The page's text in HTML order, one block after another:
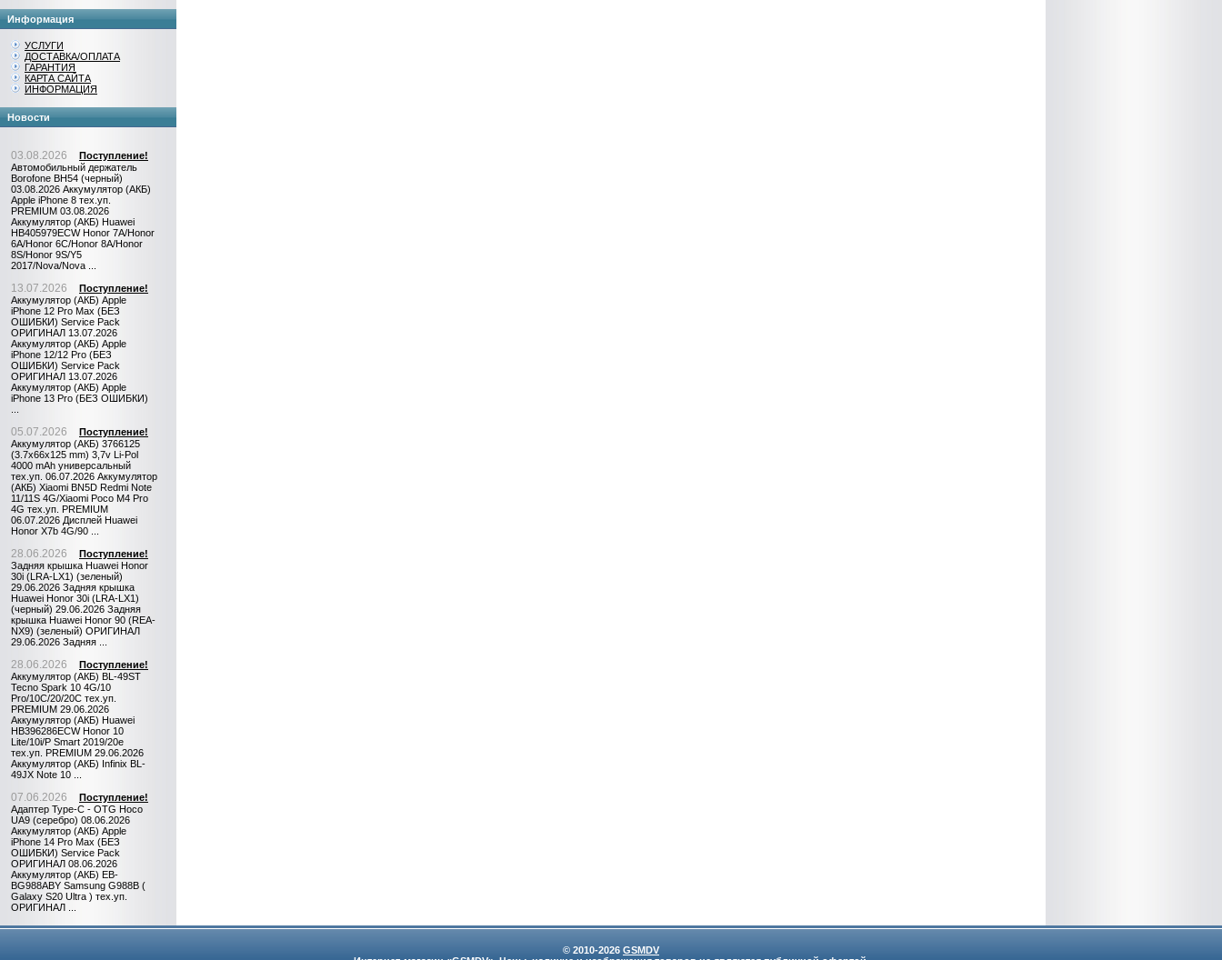
Информация
УСЛУГИ
ДОСТАВКА/ОПЛАТА
ГАРАНТИЯ
КАРТА САЙТА
ИНФОРМАЦИЯ
Новости
03.08.2026
Поступление!
Автомобильный держатель
Borofone BH54 (черный)
03.08.2026 Аккумулятор (АКБ)
Apple iPhone 8 тех.уп.
PREMIUM 03.08.2026
Аккумулятор (АКБ) Huawei
HB405979ECW Honor 7A/Honor
6A/Honor 6C/Honor 8A/Honor
8S/Honor 9S/Y5
2017/Nova/Nova ...
13.07.2026
Поступление!
Аккумулятор (АКБ) Apple
iPhone 12 Pro Max (БЕЗ
ОШИБКИ) Service Pack
ОРИГИНАЛ 13.07.2026
Аккумулятор (АКБ) Apple
iPhone 12/12 Pro (БЕЗ
ОШИБКИ) Service Pack
ОРИГИНАЛ 13.07.2026
Аккумулятор (АКБ) Apple
iPhone 13 Pro (БЕЗ ОШИБКИ)
05.07.2026
Поступление!
Аккумулятор (АКБ) 3766125
(3.7x66x125 mm) 3,7v Li-Pol
4000 mAh универсальный
тех.уп. 06.07.2026 Аккумулятор
(АКБ) Xiaomi BN5D Redmi Note
11/11S 4G/Xiaomi Poco M4 Pro
4G тех.уп. PREMIUM
06.07.2026 Дисплей Huawei
Honor X7b 4G/90 ...
28.06.2026
Поступление!
Задняя крышка Huawei Honor
30i (LRA-LX1) (зеленый)
29.06.2026 Задняя крышка
Huawei Honor 30i (LRA-LX1)
(черный) 29.06.2026 Задняя
крышка Huawei Honor 90 (REA-
NX9) (зеленый) ОРИГИНАЛ
29.06.2026 Задняя ...
28.06.2026
Поступление!
Аккумулятор (АКБ) BL-49ST
Tecno Spark 10 4G/10
Pro/10C/20/20C тех.уп.
PREMIUM 29.06.2026
Аккумулятор (АКБ) Huawei
HB396286ECW Honor 10
Lite/10i/P Smart 2019/20e
тех.уп. PREMIUM 29.06.2026
Аккумулятор (АКБ) Infinix BL-
49JX Note 10 ...
07.06.2026
Поступление!
Адаптер Type-C - OTG Hoco
UA9 (серебро) 08.06.2026
Аккумулятор (АКБ) Apple
iPhone 14 Pro Max (БЕЗ
ОШИБКИ) Service Pack
ОРИГИНАЛ 08.06.2026
Аккумулятор (АКБ) EB-
BG988ABY Samsung G988B (
Galaxy S20 Ultra ) тех.уп.
ОРИГИНАЛ ...
© 2010-2026 GSMDV